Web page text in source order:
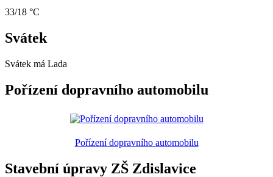
33/18 °C
Svátek
Svátek má Lada
Pořízení dopravního automobilu
Pořízení dopravního automobilu
Stavební úpravy ZŠ Zdislavice